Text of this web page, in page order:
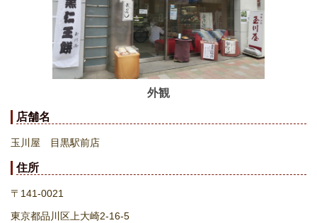
外観
店舗名
玉川屋 目黒駅前店
住所
〒141-0021
東京都品川区上大崎2-16-5